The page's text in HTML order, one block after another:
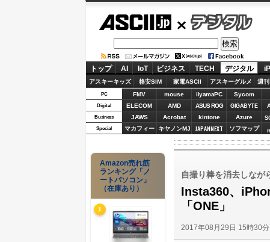
デジタル
トップ AI IoT ビジネス TECH デジタル
アスキーキッズ 格安SIM 家電ASCII アスキーグルメ 週
PC FMV mouse iiyamaPC Sycom
Digital ELECOM AMD ASUS ROG GIGABYTE
Business JAWS Acrobat kintone Azure
Special マカフィー キヤノンMJ JAPANNEXT ソフマップ
自撮り棒を消去しなが
Insta360、
「ONE」
2017年08月29日 15時30
Amazon売れ筋
ランキング「ノ
ートパソコン」
（在庫あり）
1